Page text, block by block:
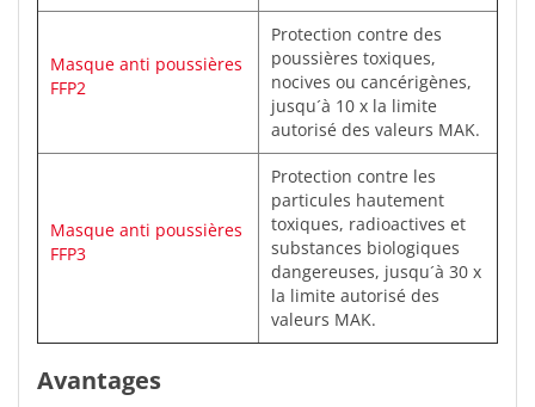
Masque anti poussières
FFP2
Protection contre des
poussières toxiques,
nocives ou cancérigènes,
jusqu´à 10 x la limite
autorisé des valeurs MAK.
Masque anti poussières
FFP3
Protection contre les
particules hautement
toxiques, radioactives et
substances biologiques
dangereuses, jusqu´à 30 x
la limite autorisé des
valeurs MAK.
Avantages